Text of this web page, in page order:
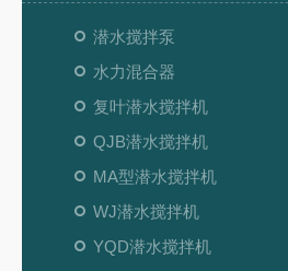
潜水搅拌泵
水力混合器
复叶潜水搅拌机
QJB潜水搅拌机
MA型潜水搅拌机
WJ潜水搅拌机
YQD潜水搅拌机